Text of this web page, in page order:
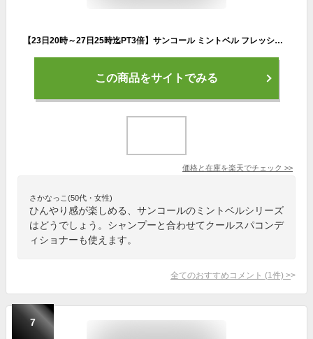
【23日20時～27日25時迄PT3倍】サンコール ミントベル フレッシュグリーン シャンプー 275mL + クールスパコンディショナー 275mL セット 冷感シャンプー ミントシャンプー クールシャンプー 頭皮クレンジング 涼感 冷感 ひんやり ニオイ 女性 男性 紫外線 髪 ダメージ 夏
この商品をサイトでみる
価格と在庫を楽天でチェック >>
さかなっこ(50代・女性)
ひんやり感が楽しめる、サンコールのミントベルシリーズ
はどうでしょう。シャンプーと合わせてクールスパコンデ
ィショナーも使えます。
全てのおすすめコメント (1 件) >
7